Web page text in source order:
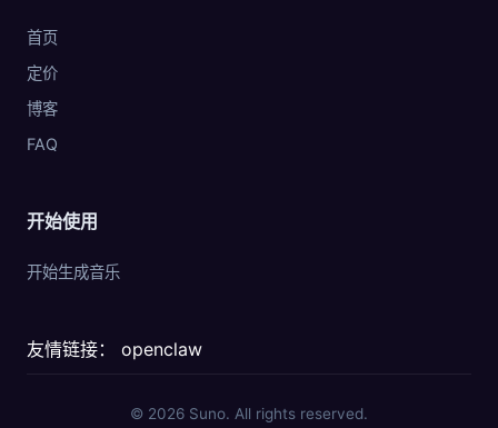
首页
定价
博客
FAQ
开始使用
开始生成音乐
友情链接： openclaw
© 2026 Suno. All rights reserved.